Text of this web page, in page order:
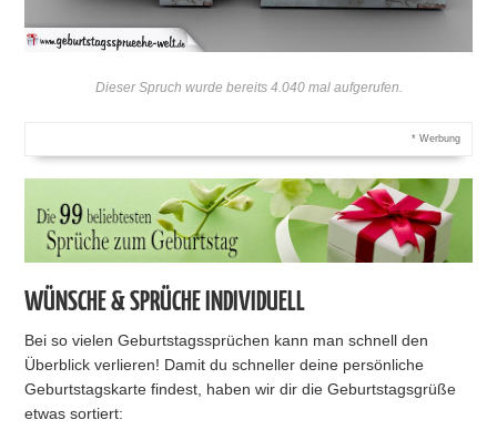
Dieser Spruch wurde bereits 4.040 mal aufgerufen.
* Werbung
WÜNSCHE & SPRÜCHE INDIVIDUELL
Bei so vielen Geburtstagssprüchen kann man schnell den
Überblick verlieren! Damit du schneller deine persönliche
Geburtstagskarte findest, haben wir dir die Geburtstagsgrüße
etwas sortiert: